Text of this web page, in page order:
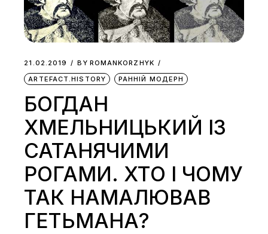
21.02.2019 BY ROMANKORZHYK
ARTEFACT.HISTORY
РАННІЙ МОДЕРН
БОГДАН
ХМЕЛЬНИЦЬКИЙ ІЗ
САТАНЯЧИМИ
РОГАМИ. ХТО І ЧОМУ
ТАК НАМАЛЮВАВ
ГЕТЬМАНА?